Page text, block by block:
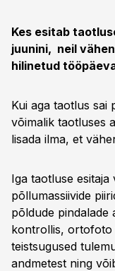
Kes esitab
juunini, neil
hilinetud
Kui aga taotlus sai
võimalik taotluses
lisada ilma, et
Iga taotluse
põllumassiivide
põldude pindalade
kontrollis, ortofoto
teistsugused
andmetest ning